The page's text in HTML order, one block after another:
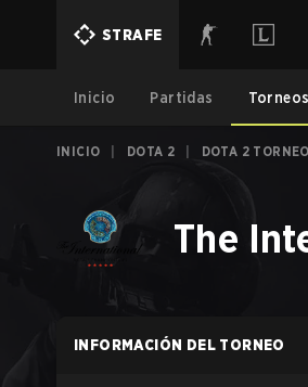
STRAFE
Inicio Partidas Torneos
INICIO DOTA 2 DOTA 2
The
INFORMACIÓN DEL TORNEO